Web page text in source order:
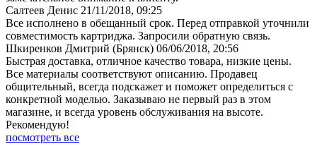
Салтеев Денис 21/11/2018, 09:25
Все исполнено в обещанный срок. Перед отправкой уточнили
совместимость картриджа. Запросили обратную связь.
Шкиренков Дмитрий (Брянск) 06/06/2018, 20:56
Быстрая доставка, отличное качество товара, низкие цены.
Все материалы соответствуют описанию. Продавец
общительный, всегда подскажет и поможет определиться с
конкретной моделью. Заказываю не первый раз в этом
магазине, и всегда уровень обслуживания на высоте.
Рекомендую!
посмотреть все